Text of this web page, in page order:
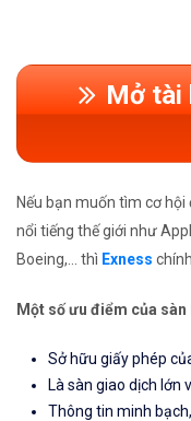
Mở tài
Nếu bạn muốn tìm cơ
nổi tiếng thế giới như
Boeing,... thì Exness
Một số ưu điểm của sàn
Sở hữu giấy phép
Là sàn giao dịch lớn
Thông tin minh